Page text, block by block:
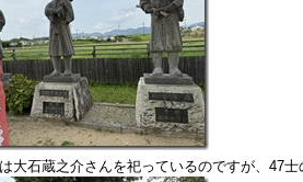
大石蔵之介さんを祀っているのですが、47